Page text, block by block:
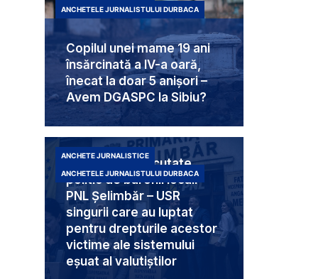
Copilul unei mame 19 ani
însărcinată a IV-a oară,
înecat la doar 5 anișori –
Avem DGASPC la Sibiu?
ANCHETELE JURNALISTULUI DURBACA
Trei femei executate
politic de baronii locali
PNL Șelimbăr – USR
singurii care au luptat
pentru drepturile acestor
victime ale sistemului
eșuat al valutiștilor
ANCHETE JURNALISTICE
ANCHETELE JURNALISTULUI DURBACA